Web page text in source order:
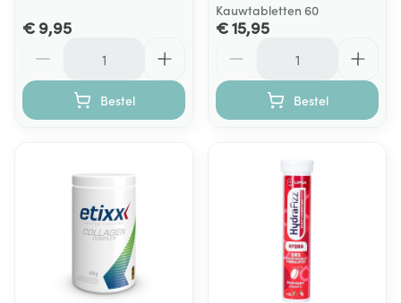
€ 9,95
Bestel
Kauwtabletten 60
€ 15,95
Bestel